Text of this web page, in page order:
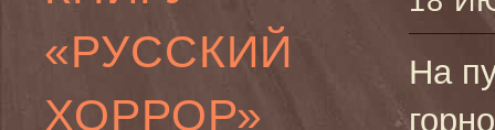
«РУССКИЙ
ХОРРОР»
На